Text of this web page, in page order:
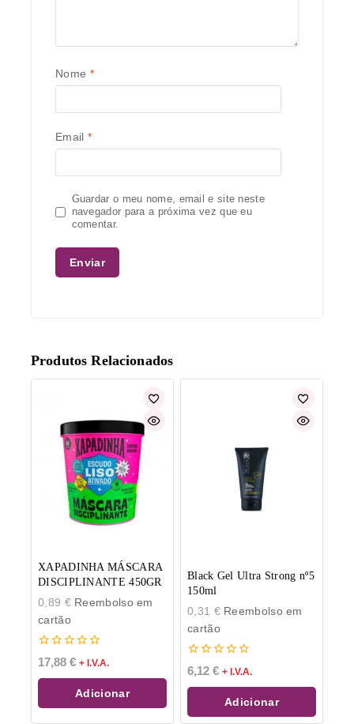
Nome *
Email *
Guardar o meu nome, email e site neste
navegador para a próxima vez que eu
comentar.
Produtos Relacionados
XAPADINHA MÁSCARA
DISCIPLINANTE 450GR
0,89 €Reembolso em
cartão
0
de
5
17,88 € + I.V.A.
Adicionar
Black Gel Ultra Strong nº5
150ml
0,31 €Reembolso em
cartão
0
de
5
6,12 € + I.V.A.
Adicionar